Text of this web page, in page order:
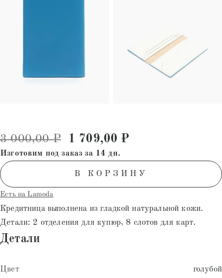
3 000,00₽ Первоначальная цена
1 709,00 ₽
Изготовим под заказ за 14 дн.
В КОРЗИНУ
Есть на Lamoda
Кредитница выполнена из гладкой натуральной кожи.
Детали: 2 отделения для купюр, 8 слотов для карт.
Детали
Цвет голубой